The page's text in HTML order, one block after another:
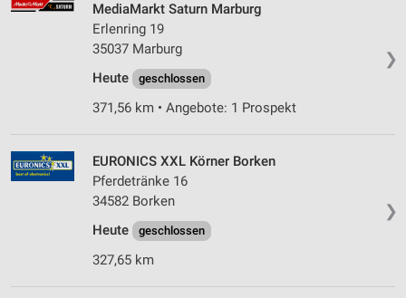
❯
MediaMarkt Saturn Marburg
Erlenring 19
35037 Marburg
Heute
geschlossen
371,56 km • Angebote: 1 Prospekt
❯
EURONICS XXL Körner Borken
Pferdetränke 16
34582 Borken
Heute
geschlossen
327,65 km